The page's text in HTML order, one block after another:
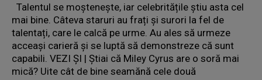
Talentul se moștenește, iar celebritățile știu asta cel
mai bine. Câteva staruri au frați și surori la fel de
talentați, care le calcă pe urme. Au ales să urmeze
acceași carieră și se luptă să demonstreze că sunt
capabili. VEZI ȘI | Ştiai că Miley Cyrus are o soră mai
mică? Uite cât de bine seamănă cele două